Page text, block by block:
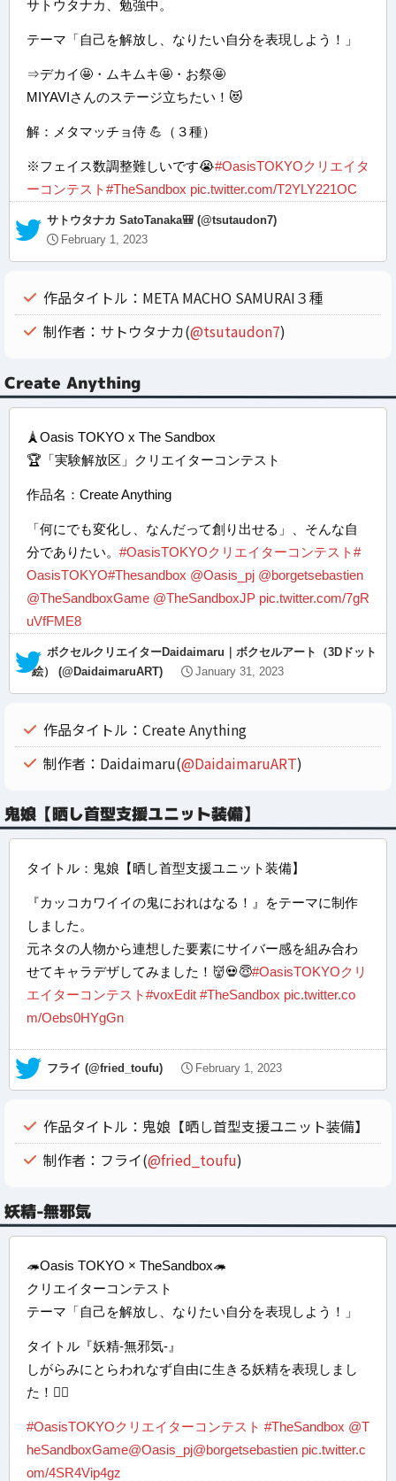
サトウタナカ、勉強中。
テーマ「自己を解放し、なりたい自分を表現しよう！」
⇒デカイ🤩・ムキムキ🤩・お祭🤩
MIYAVIさんのステージ立ちたい！😻
解：メタマッチョ侍 💪（３種）
※フェイス数調整難しいです😭#OasisTOKYOクリエイタ
ーコンテスト#TheSandbox pic.twitter.com/T2YLY221OC
— サトウタナカ SatoTanaka🎒 (@tsutaudon7)
February 1, 2023
作品タイトル：META MACHO SAMURAI３種
制作者：サトウタナカ(@tsutaudon7)
Create Anything
🗼Oasis TOKYO x The Sandbox
🏆「実験解放区」クリエイターコンテスト
作品名：Create Anything
「何にでも変化し、なんだって創り出せる」、そんな自
分でありたい。 #OasisTOKYOクリエイターコンテスト#
OasisTOKYO#Thesandbox @Oasis_pj @borgetsebastien
@TheSandboxGame @TheSandboxJP pic.twitter.com/7gR
uVfFME8
— ボクセルクリエイターDaidaimaru｜ボクセルアート（3Dドット
絵） (@DaidaimaruART)
January 31, 2023
作品タイトル：Create Anything
制作者：Daidaimaru(@DaidaimaruART)
鬼娘【晒し首型支援ユニット装備】
タイトル：鬼娘【晒し首型支援ユニット装備】
『カッコカワイイの鬼におれはなる！』をテーマに制作
しました。
元ネタの人物から連想した要素にサイバー感を組み合わ
せてキャラデザしてみました！👹💀😇#OasisTOKYOクリ
エイターコンテスト#voxEdit #TheSandbox pic.twitter.co
m/Oebs0HYgGn
— フライ (@fried_toufu) February 1, 2023
作品タイトル：鬼娘【晒し首型支援ユニット装備】
制作者：フライ(@fried_toufu)
妖精-無邪気
🦔Oasis TOKYO × TheSandbox🦔
クリエイターコンテスト
テーマ「自己を解放し、なりたい自分を表現しよう！」
タイトル『妖精-無邪気-』
しがらみにとらわれなず自由に生きる妖精を表現しまし
た！🧚‍♀️
#OasisTOKYOクリエイターコンテスト #TheSandbox @T
heSandboxGame@Oasis_pj@borgetsebastien pic.twitter.c
om/4SR4Vip4gz